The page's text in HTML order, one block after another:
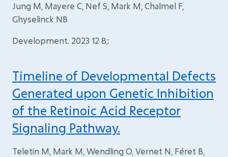
Jung M, Mayere C, Nef S, Mark M, Chalmel F,
Ghyselinck NB
Development. 2023 12 8;:
Timeline of Developmental Defects
Generated upon Genetic Inhibition
of the Retinoic Acid Receptor
Signaling Pathway.
Teletin M, Mark M, Wendling O, Vernet N, Féret B,